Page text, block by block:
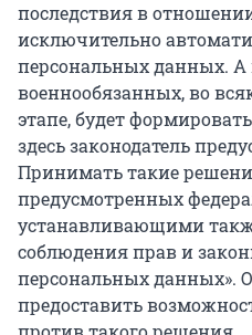
последствия в
исключительно
персональных данных.
военнообязанных, во
этапе, будет
здесь законодатель
Принимать такие
предусмотренных
устанавливающими
соблюдения прав и
персональных данных».
предоставить